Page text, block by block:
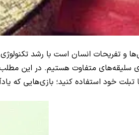
و تفریحات انسان است با رشد
سلیقه‌های متفاوت هستیم. در این مطلب
تبلت خود استفاده کنید؛ بازی‌هایی که